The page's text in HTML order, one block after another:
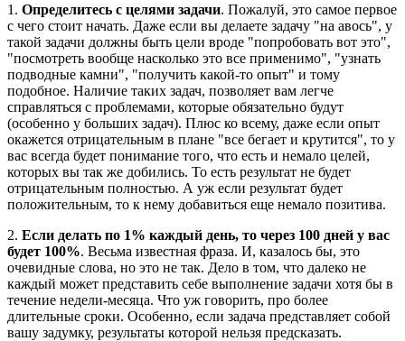
1. Определитесь с целями задачи. Пожалуй, это самое первое
с чего стоит начать. Даже если вы делаете задачу "на авось", у
такой задачи должны быть цели вроде "попробовать вот это",
"посмотреть вообще насколько это все применимо", "узнать
подводные камни", "получить какой-то опыт" и тому
подобное. Наличие таких задач, позволяет вам легче
справляться с проблемами, которые обязательно будут
(особенно у больших задач). Плюс ко всему, даже если опыт
окажется отрицательным в плане "все бегает и крутится", то у
вас всегда будет понимание того, что есть и немало целей,
которых вы так же добились. То есть результат не будет
отрицательным полностью. А уж если результат будет
положительным, то к нему добавиться еще немало позитива.
2. Если делать по 1% каждый день, то через 100 дней у вас
будет 100%. Весьма известная фраза. И, казалось бы, это
очевидные слова, но это не так. Дело в том, что далеко не
каждый может представить себе выполнение задачи хотя бы в
течение недели-месяца. Что уж говорить, про более
длительные сроки. Особенно, если задача представляет собой
вашу задумку, результаты которой нельзя предсказать.